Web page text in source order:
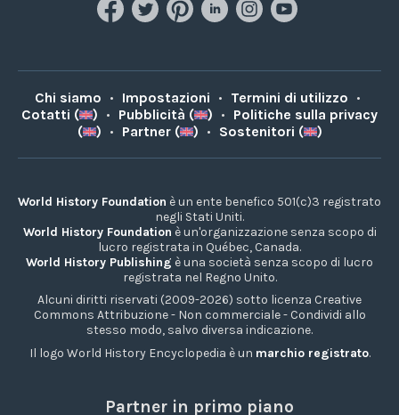
Chi siamo • Impostazioni • Termini di utilizzo •
Cotatti (
) • Pubblicità ( ) • Politiche sulla privacy
(
) • Partner ( ) • Sostenitori ( )
World History Foundation è un ente benefico 501(c)3 registrato
negli Stati Uniti.
World History Foundation è un'organizzazione senza scopo di
lucro registrata in Québec, Canada.
World History Publishing è una società senza scopo di lucro
registrata nel Regno Unito.
Alcuni diritti riservati (2009-2026) sotto licenza Creative
Commons Attribuzione - Non commerciale - Condividi allo
stesso modo, salvo diversa indicazione.
Il logo World History Encyclopedia è un marchio registrato.
Partner in primo piano